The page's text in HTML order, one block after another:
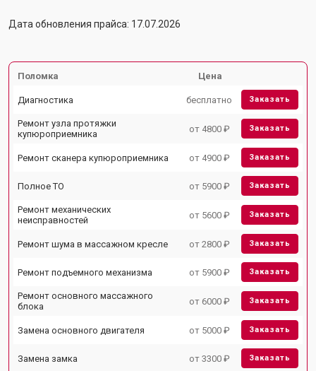
Дата обновления прайса: 17.07.2026
Поломка Цена
Диагностика бесплатно Заказать
Ремонт узла протяжки
купюроприемника
от 4800 ₽ Заказать
Ремонт сканера купюроприемника от 4900 ₽ Заказать
Полное ТО от 5900 ₽ Заказать
Ремонт механических
неисправностей
от 5600 ₽ Заказать
Ремонт шума в массажном кресле от 2800 ₽ Заказать
Ремонт подъемного механизма от 5900 ₽ Заказать
Ремонт основного массажного
блока
от 6000 ₽ Заказать
Замена основного двигателя от 5000 ₽ Заказать
Замена замка от 3300 ₽ Заказать